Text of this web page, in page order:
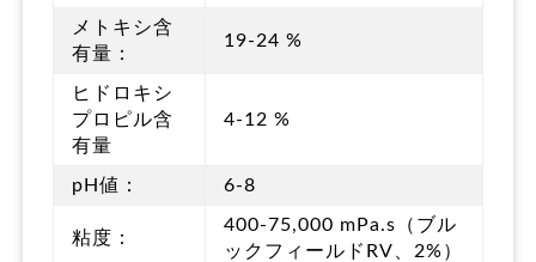
メトキシ含
有量：
19-24 %
ヒドロキシ
プロピル含
有量
4-12 %
pH値： 6-8
粘度：
400-75,000 mPa.s（ブル
ックフィールドRV、2%）